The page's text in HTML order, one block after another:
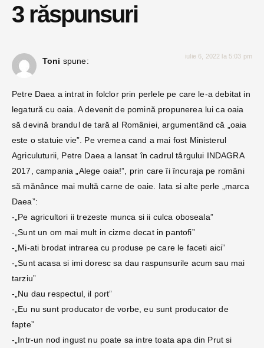
3 răspunsuri
Toni spune: iulie 6, 2022 la 5:03 pm
Petre Daea a intrat in folclor prin perlele pe care le-a debitat in
legatură cu oaia. A devenit de pomină propunerea lui ca oaia
să devină brandul de tară al României, argumentând că „oaia
este o statuie vie”. Pe vremea cand a mai fost Ministerul
Agriculuturii, Petre Daea a lansat în cadrul târgului INDAGRA
2017, campania „Alege oaia!”, prin care îi încuraja pe români
să mănânce mai multă carne de oaie. Iata si alte perle „marca
Daea”:
-„Pe agricultori ii trezeste munca si ii culca oboseala”
-„Sunt un om mai mult in cizme decat in pantofi”
-„Mi-ati brodat intrarea cu produse pe care le faceti aici”
-„Sunt acasa si imi doresc sa dau raspunsurile acum sau mai
tarziu”
-„Nu dau respectul, il port”
-„Eu nu sunt producator de vorbe, eu sunt producator de
fapte”
-„Intr-un nod ingust nu poate sa intre toata apa din Prut si